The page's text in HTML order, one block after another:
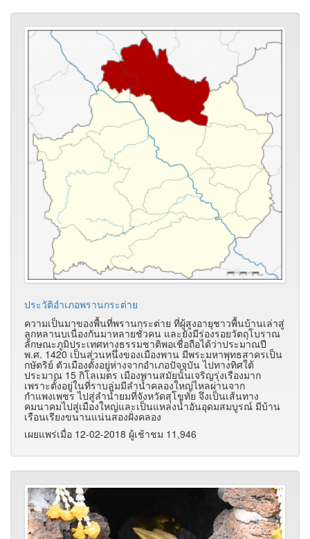
ประวัติอำเภอพรานกระต่าย
ความเป็นมาของพื้นที่พรานกระต่าย ที่ผู้สูงอายุชาวพื้นบ้านเล่าสู่
ลูกหลานบเนื่องกันมาหลายชั่วคน และยังมีร่องรอยวัตถุโบราณ
ลักษณะภูมิประเทศทางธรรมชาติพอเชื่อถือได้ว่าประมาณปี
พ.ศ. 1420 เป็นส่วนหนึ่งของเมืองพาน มีพระมหาพุทธสาครเป็น
กษัตริย์ ตัวเมืองตั้งอยู่ห่างจากอำเภอปัจจุบัน ไปทางทิศใต้
ประมาณ 15 กิโลเมตร เมืองพานสมัยนั้นเจริญรุ่งเรืองมาก
เพราะตั้งอยู่ในที่ราบลุ่มมีลำน้ำคลองใหญ่ไหลผ่านจาก
กำแพงเพชร ไปสู่ลำน้ำยมที่จังหวัดสุโขทัย จึงเป็นเส้นทาง
คมนาคมไปสู่เมืองใหญ่และเป็นแหล่งน้ำอันอุดมสมบูรณ์ มีบ้าน
เรือนเรียงขนานแน่นสองฝั่งคลอง
เผยแพร่เมื่อ 12-02-2018 ผู้เช้าชม 11,946